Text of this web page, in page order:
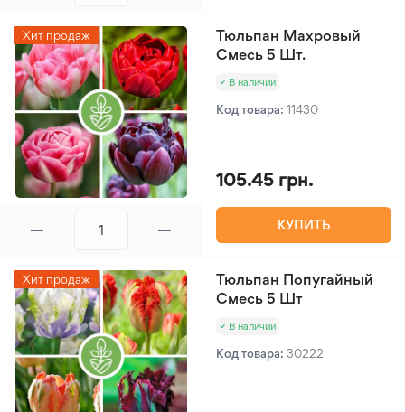
Хит продаж
Тюльпан Махровый
Смесь 5 Шт.
В наличии
Код товара: 11430
105.45 грн.
КУПИТЬ
Хит продаж
Тюльпан Попугайный
Смесь 5 Шт
В наличии
Код товара: 30222